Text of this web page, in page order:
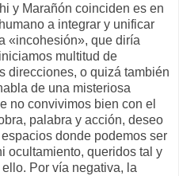
y Marañón coinciden es en
a integrar y unificar
«incohesión», que diría
multitud de
direcciones, o quizá también
de una misteriosa
no convivimos bien con el
palabra y acción, deseo
donde podemos ser
ocultamiento, queridos tal y
Por vía negativa, la